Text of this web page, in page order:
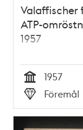
Valaffischer
ATP-
1957
Tid
1957
Typ
Föremål